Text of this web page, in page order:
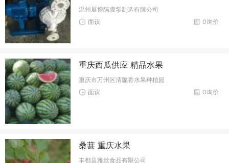
温州展博隔膜泵制造有限公司
0询价
面议
重庆西瓜供应 精品水果
重庆市万州区清脆香水果种植园
0询价
面议
桑葚 重庆水果
丰都县雅丝食品有限公司